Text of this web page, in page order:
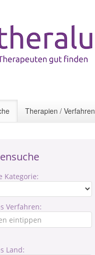
Therapien / Verfahren
Kategorie:
Verfahren:
Land: